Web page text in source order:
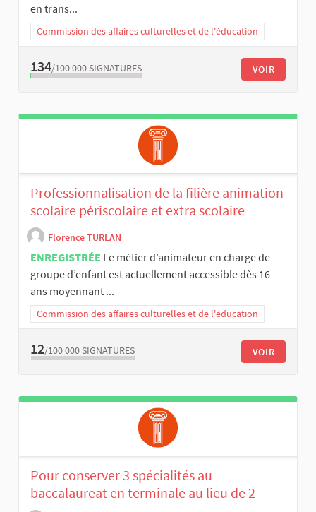
en trans...
Commission des affaires culturelles et de l'éducation
134/100 000 SIGNATURES VOIR
Professionnalisation de la filière animation
scolaire périscolaire et extra scolaire
Florence TURLAN
ENREGISTRÉE Le métier d’animateur en charge de
groupe d’enfant est actuellement accessible dès 16
ans moyennant ...
Commission des affaires culturelles et de l'éducation
12/100 000 SIGNATURES VOIR
Pour conserver 3 spécialités au
baccalaureat en terminale au lieu de 2